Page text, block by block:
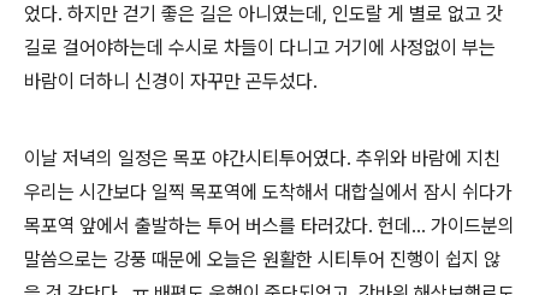
었다. 하지만 걷기 좋은 길은 아니였는데, 인도랄 게 별로 없고 갓
길로 걸어야하는데 수시로 차들이 다니고 거기에 사정없이 부는
바람이 더하니 신경이 자꾸만 곤두섰다.
이날 저녁의 일정은 목포 야간시티투어였다. 추위와 바람에 지친
우리는 시간보다 일찍 목포역에 도착해서 대합실에서 잠시 쉬다가
목포역 앞에서 출발하는 투어 버스를 타러갔다. 헌데... 가이드분의
말씀으로는 강풍 때문에 오늘은 원활한 시티투어 진행이 쉽지 않